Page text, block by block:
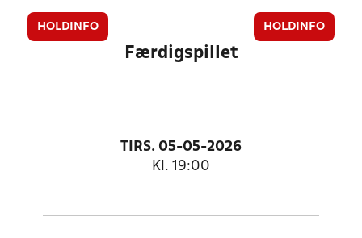
HOLDINFO HOLDINFO
Færdigspillet
TIRS. 05-05-2026
Kl. 19:00